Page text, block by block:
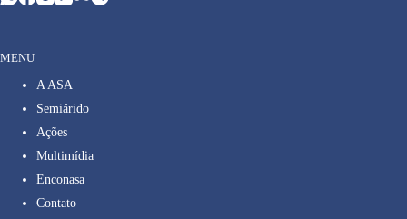
MENU
A ASA
Semiárido
Ações
Multimídia
Enconasa
Contato